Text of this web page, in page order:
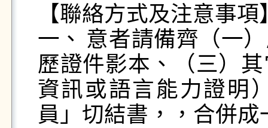
【聯絡方式及注意事項
一、	意者請備齊（一）履歷表（含自傳）、（二）學
歷證件影本、（三）
資訊或語言能力證明
員」切結書，，合併